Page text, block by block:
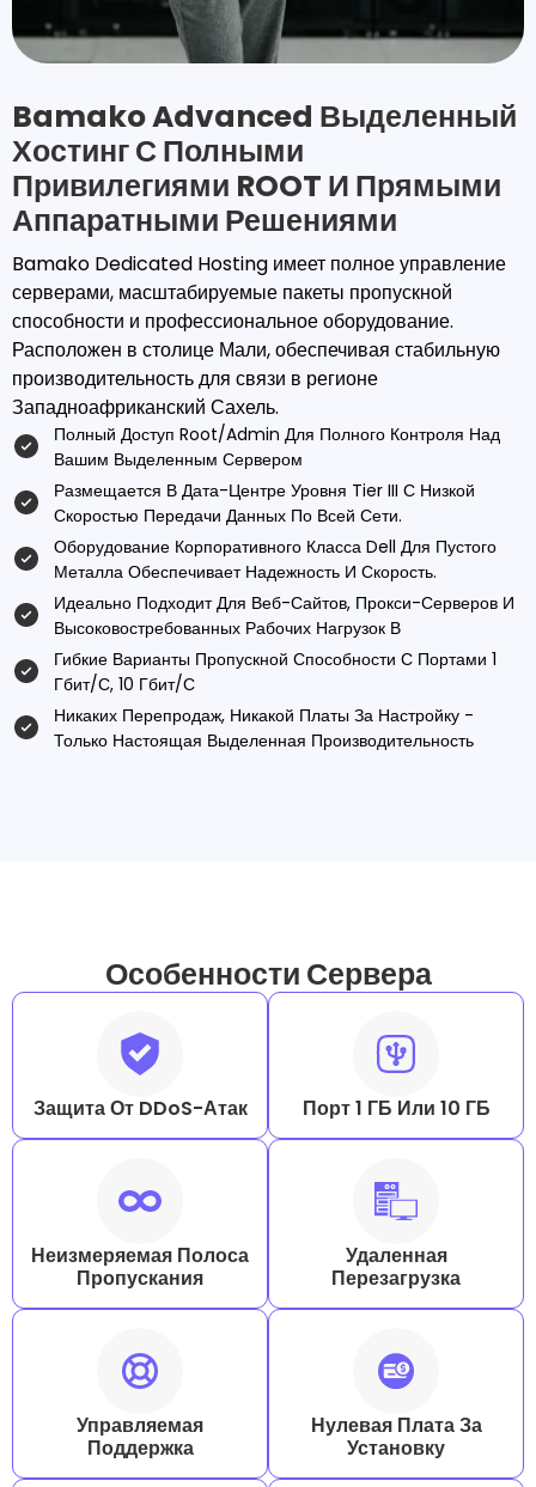
Bamako Advanced Выделенный
Хостинг С Полными
Привилегиями ROOT И Прямыми
Аппаратными Решениями
Bamako Dedicated Hosting имеет полное управление
серверами, масштабируемые пакеты пропускной
способности и профессиональное оборудование.
Расположен в столице Мали, обеспечивая стабильную
производительность для связи в регионе
Западноафриканский Сахель.
Полный Доступ Root/admin Для Полного Контроля Над
Вашим Выделенным Сервером
Размещается В Дата-Центре Уровня Tier III С Низкой
Скоростью Передачи Данных По Всей Сети.
Оборудование Корпоративного Класса Dell Для Пустого
Металла Обеспечивает Надежность И Скорость.
Идеально Подходит Для Веб-Сайтов, Прокси-Серверов И
Высоковостребованных Рабочих Нагрузок В
Гибкие Варианты Пропускной Способности С Портами 1
Гбит/с, 10 Гбит/с
Никаких Перепродаж, Никакой Платы За Настройку -
Только Настоящая Выделенная Производительность
Особенности Сервера
Защита От DDoS-Атак Порт 1 ГБ Или 10 ГБ
Неизмеряемая Полоса
Пропускания
Удаленная
Перезагрузка
Управляемая
Поддержка
Нулевая Плата За
Установку